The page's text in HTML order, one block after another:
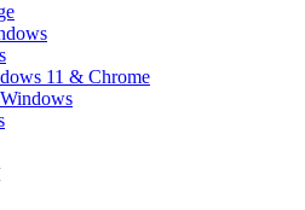
11 & Chrome